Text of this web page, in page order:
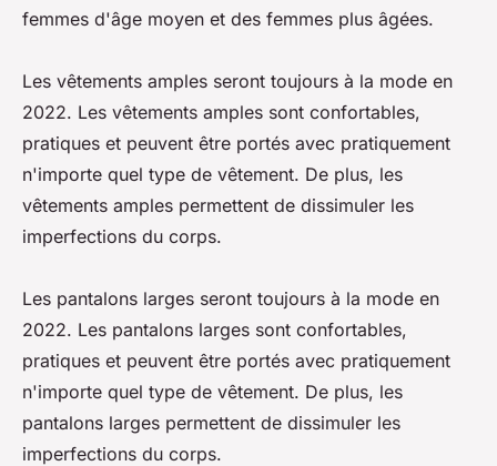
femmes d'âge moyen et des femmes plus âgées.
Les vêtements amples seront toujours à la mode en
2022. Les vêtements amples sont confortables,
pratiques et peuvent être portés avec pratiquement
n'importe quel type de vêtement. De plus, les
vêtements amples permettent de dissimuler les
imperfections du corps.
Les pantalons larges seront toujours à la mode en
2022. Les pantalons larges sont confortables,
pratiques et peuvent être portés avec pratiquement
n'importe quel type de vêtement. De plus, les
pantalons larges permettent de dissimuler les
imperfections du corps.